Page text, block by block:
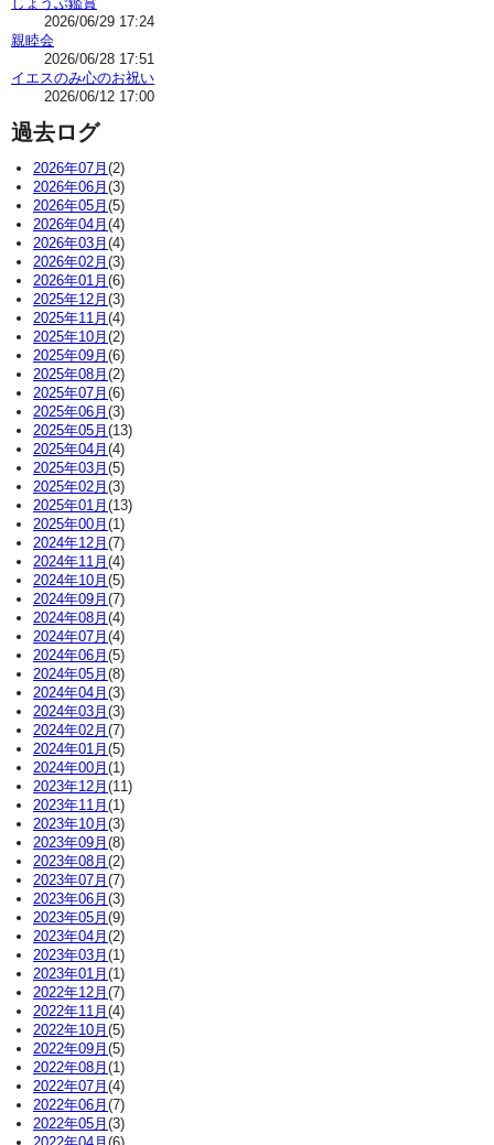
2026/06/29 17:24
親睦会
2026/06/28 17:51
イエスのみ心のお祝い
2026/06/12 17:00
過去ログ
2026年07月 (2)
2026年06月 (3)
2026年05月 (5)
2026年04月 (4)
2026年03月 (4)
2026年02月 (3)
2026年01月 (6)
2025年12月 (3)
2025年11月 (4)
2025年10月 (2)
2025年09月 (6)
2025年08月 (2)
2025年07月 (6)
2025年06月 (3)
2025年05月 (13)
2025年04月 (4)
2025年03月 (5)
2025年02月 (3)
2025年01月 (13)
2025年00月 (1)
2024年12月 (7)
2024年11月 (4)
2024年10月 (5)
2024年09月 (7)
2024年08月 (4)
2024年07月 (4)
2024年06月 (5)
2024年05月 (8)
2024年04月 (3)
2024年03月 (3)
2024年02月 (7)
2024年01月 (5)
2024年00月 (1)
2023年12月 (11)
2023年11月 (1)
2023年10月 (3)
2023年09月 (8)
2023年08月 (2)
2023年07月 (7)
2023年06月 (3)
2023年05月 (9)
2023年04月 (2)
2023年03月 (1)
2023年01月 (1)
2022年12月 (7)
2022年11月 (4)
2022年10月 (5)
2022年09月 (5)
2022年08月 (1)
2022年07月 (4)
2022年06月 (7)
2022年05月 (3)